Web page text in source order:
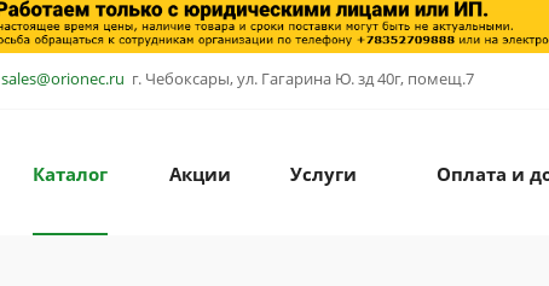
sales@orionec.ru г. Чебоксары, ул. Гагарина Ю. зд 40г, помещ.7
Каталог Акции Услуги Оплата и